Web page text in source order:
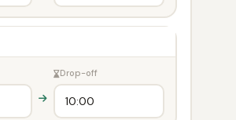
Drop-off